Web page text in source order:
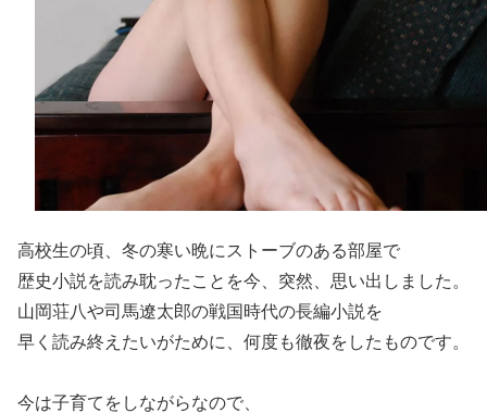
高校生の頃、冬の寒い晩にストーブのある部屋で
歴史小説を読み耽ったことを今、突然、思い出しました。
山岡荘八や司馬遼太郎の戦国時代の長編小説を
早く読み終えたいがために、何度も徹夜をしたものです。
今は子育てをしながらなので、